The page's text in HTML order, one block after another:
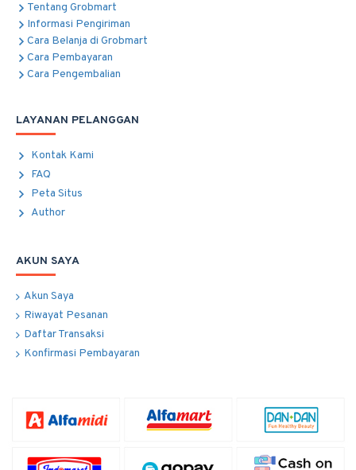
Tentang Grobmart
Informasi Pengiriman
Cara Belanja di Grobmart
Cara Pembayaran
Cara Pengembalian
LAYANAN PELANGGAN
Kontak Kami
FAQ
Peta Situs
Author
AKUN SAYA
Akun Saya
Riwayat Pesanan
Daftar Transaksi
Konfirmasi Pembayaran